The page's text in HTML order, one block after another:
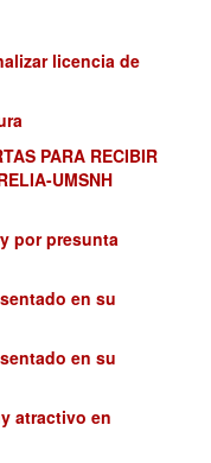
licencia de
PARA RECIBIR
UMSNH
por presunta
en su
en su
atractivo en